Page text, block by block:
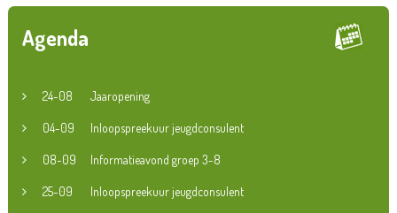
Agenda
24-08 Jaaropening
04-09 Inloopspreekuur jeugdconsulent
08-09 Informatieavond groep 3-8
25-09 Inloopspreekuur jeugdconsulent